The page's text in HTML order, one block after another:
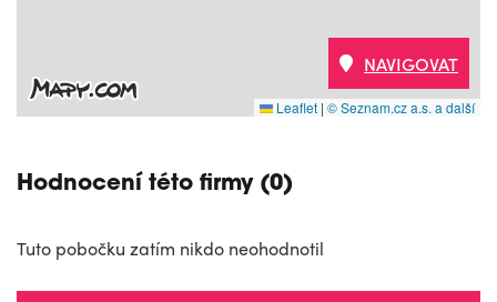
Leaflet | © Seznam.cz a.s. a další
NAVIGOVAT
Hodnocení této firmy (0)
Tuto pobočku zatím nikdo neohodnotil